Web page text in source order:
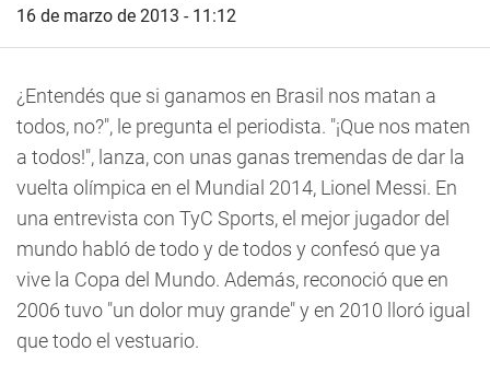
16 de marzo de 2013 - 11:12
¿Entendés que si ganamos en Brasil nos matan a
todos, no?", le pregunta el periodista. "¡Que nos maten
a todos!", lanza, con unas ganas tremendas de dar la
vuelta olímpica en el Mundial 2014, Lionel Messi. En
una entrevista con TyC Sports, el mejor jugador del
mundo habló de todo y de todos y confesó que ya
vive la Copa del Mundo. Además, reconoció que en
2006 tuvo "un dolor muy grande" y en 2010 lloró igual
que todo el vestuario.